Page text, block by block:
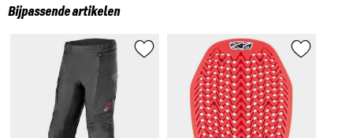
Bijpassende artikelen